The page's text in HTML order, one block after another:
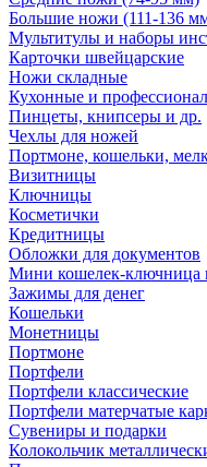
Большие ножи (111-136
Мультитулы и наборы
Карточки швейцарские
Ножи складные
Кухонные и
Пинцеты, книпсеры и др.
Чехлы для ножей
Портмоне, кошельки,
Визитницы
Ключницы
Косметички
Кредитницы
Обложки для документов
Мини кошелек-ключница
Зажимы для денег
Кошельки
Монетницы
Портмоне
Портфели
Портфели классические
Портфели матерчатые
Сувениры и подарки
Колокольчик